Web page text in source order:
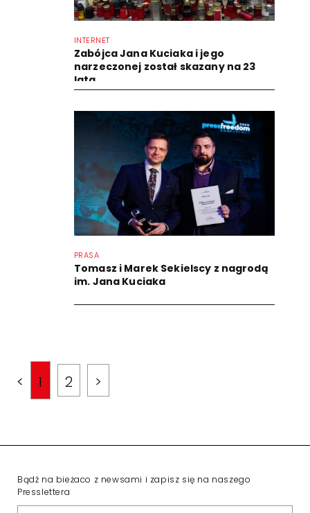
INTERNET
Zabójca Jana Kuciaka i jego
narzeczonej został skazany na 23
lata
PRASA
Tomasz i Marek Sekielscy z nagrodą
im. Jana Kuciaka
< 1 2 >
Bądź na bieżaco z newsami i zapisz się na naszego
Presslettera